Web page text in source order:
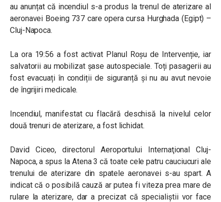
au anunțat că incendiul s-a produs la trenul de aterizare al
aeronavei Boeing 737 care opera cursa Hurghada (Egipt) –
Cluj-Napoca.
La ora 19:56 a fost activat Planul Roșu de Intervenție, iar
salvatorii au mobilizat șase autospeciale. Toți pasagerii au
fost evacuați în condiții de siguranță și nu au avut nevoie
de îngrijiri medicale.
Incendiul, manifestat cu flacără deschisă la nivelul celor
două trenuri de aterizare, a fost lichidat.
David Ciceo, directorul Aeroportului Internaţional Cluj-
Napoca, a spus la Atena 3 că toate cele patru cauciucuri ale
trenului de aterizare din spatele aeronavei s-au spart. A
indicat că o posibilă cauză ar putea fi viteza prea mare de
rulare la aterizare, dar a precizat că specialiștii vor face